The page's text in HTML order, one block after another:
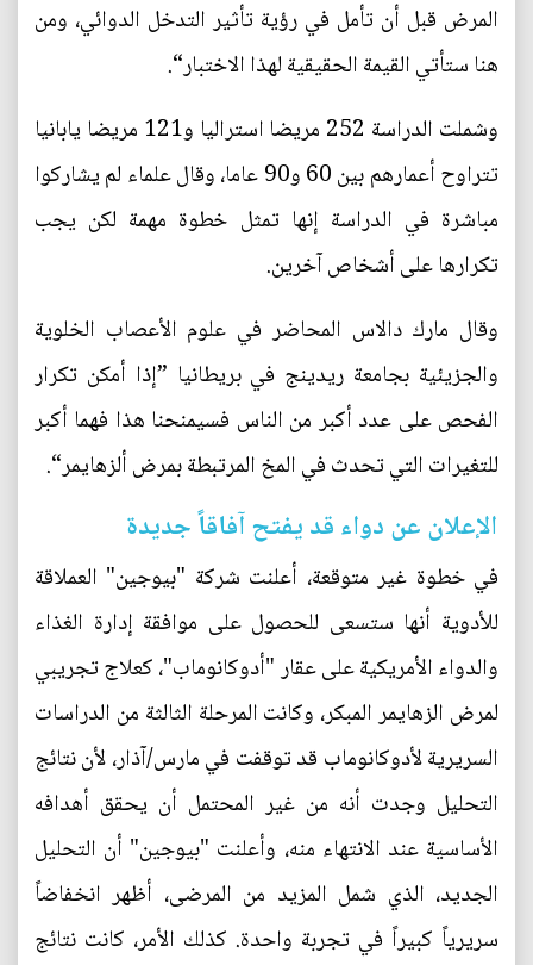
المرض قبل أن تأمل في رؤية تأثير التدخل الدوائي، ومن
هنا ستأتي القيمة الحقيقية لهذا الاختبار“.
وشملت الدراسة 252 مريضا استراليا و121 مريضا يابانيا
تتراوح أعمارهم بين 60 و90 عاما، وقال علماء لم يشاركوا
مباشرة في الدراسة إنها تمثل خطوة مهمة لكن يجب
تكرارها على أشخاص آخرين.
وقال مارك دالاس المحاضر في علوم الأعصاب الخلوية
والجزيئية بجامعة ريدينج في بريطانيا ”إذا أمكن تكرار
الفحص على عدد أكبر من الناس فسيمنحنا هذا فهما أكبر
للتغيرات التي تحدث في المخ المرتبطة بمرض ألزهايمر“.
الإعلان عن دواء قد يفتح آفاقاً جديدة
في خطوة غير متوقعة، أعلنت شركة "بيوجين" العملاقة
للأدوية أنها ستسعى للحصول على موافقة إدارة الغذاء
والدواء الأمريكية على عقار "أدوكانوماب"، كعلاج تجريبي
لمرض الزهايمر المبكر، وكانت المرحلة الثالثة من الدراسات
السريرية لأدوكانوماب قد توقفت في مارس/آذار، لأن نتائج
التحليل وجدت أنه من غير المحتمل أن يحقق أهدافه
الأساسية عند الانتهاء منه، وأعلنت "بيوجين" أن التحليل
الجديد، الذي شمل المزيد من المرضى، أظهر انخفاضاً
سريرياً كبيراً في تجربة واحدة. كذلك الأمر، كانت نتائج